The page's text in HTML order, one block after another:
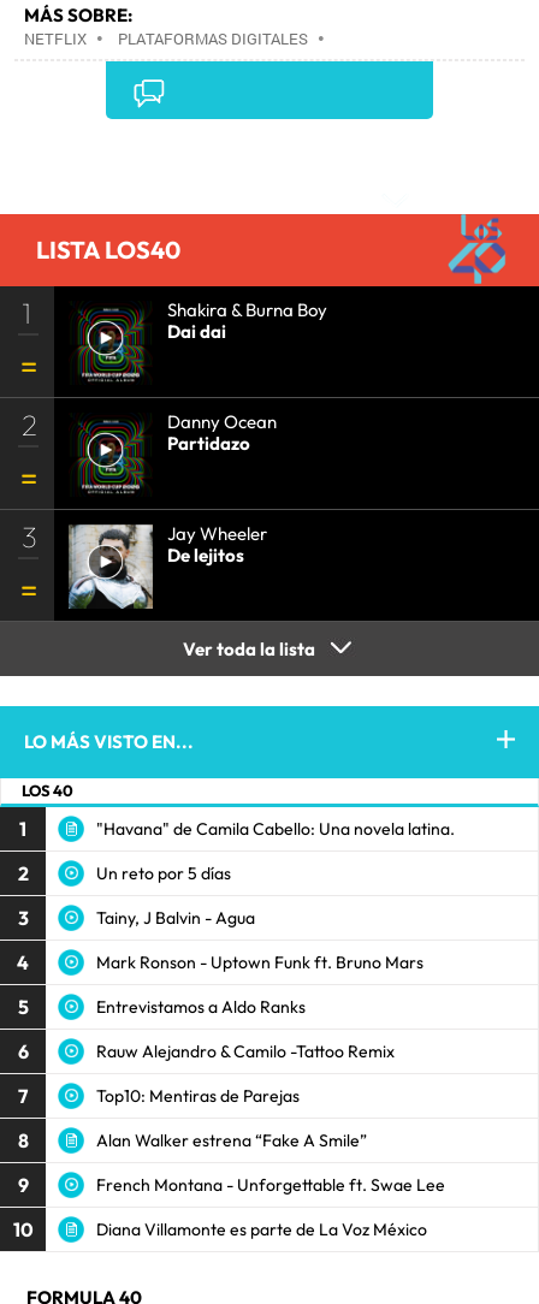
MÁS SOBRE:
NETFLIX • PLATAFORMAS DIGITALES •
TELEVISIÓN IP•TELEVISIÓN•INTERNET•
•ECONOMÍA
MEDIOS COMUNICACIÓN•COMUNICACIONES•
LISTA LOS40
1
Shakira & Burna Boy
Dai dai
2
Danny Ocean
Partidazo
3
Jay Wheeler
De lejitos
Ver toda la lista
LO MÁS VISTO EN...
LOS 40
1 "Havana" de Camila Cabello: Una novela latina.
2 Un reto por 5 días
3 Tainy, J Balvin - Agua
4 Mark Ronson - Uptown Funk ft. Bruno Mars
5 Entrevistamos a Aldo Ranks
6 Rauw Alejandro & Camilo -Tattoo Remix
7 Top10: Mentiras de Parejas
8 Alan Walker estrena “Fake A Smile”
9 French Montana - Unforgettable ft. Swae Lee
10 Diana Villamonte es parte de La Voz México
FORMULA 40